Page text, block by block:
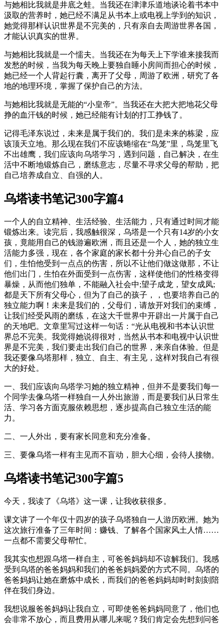
与她相比我就是井底之蛙。当我还在津津乐道地谈论着书本中
汲取的营养时，她已经不满足从书本上或电视上学到的知识，
她觉得那样认识世界是不完美的，只有亲自去周游世界各国，
才能认识真实的世界。
与她相比我就是一个懦夫。当我还在为每天上下学谁来接我而
发愁的时候，当我为每天晚上要独自睡小房间而担心的时候，
她已经一个人背起行囊，离开了父母，周游了欧洲，研究了各
地的地理环境，掌握了保护自己的方法。
与她相比我就是无能的“小皇帝”。当我还在大把大把地花父母
挣的血汗钱的时候，她已经能有计划的打工挣钱了。
记得毛泽东说过，未来是属于我们的。我们是未来的栋梁，应
该顶天立地。那么现在我们不应该蜷缩在“鸟笼”里，鸟笼里飞
不出雄鹰，我们应该向乌塔学习，遇到问题，自己解决，在生
活中不断地锻炼自己，磨练意志，尽量不寻求父母的帮助，把
自己培养成自立、自强的人。
乌塔读书笔记300字篇4
一个人的自立精神、生活经验、生活能力，只有通过时间才能
锻炼出来。读完后，我感触很深，乌塔是一个只有14岁的小女
孩，竟能用自己的钱游遍欧洲，而且还是一个人，她的独立生
活能力多强，现在，各个家庭的家长都十分并心自己的子女
们，生怕他受到一点点的伤害，所以不让他们做这做那，不让
他们出门，生怕在外面受到一点伤害，这样使他们的性格变得
暴燥，从而他们独单，不能融入社会中;望子成龙，望女成凤;
都是天下所有父母心，但为了自己的孩子，，也要培养自己的
独立能力啊！未来是我们的，父母们，请放开对我们的束缚，
让我们经受风雨的磨练，在这大千世界中开辟出一片属于自己
的天地吧。文章里写过这样一句话：“光从电视和书本认识世
界总不完美。我觉得她说得很对，当然从书本和电视中认识世
界是不完美，我们要走出我们自己的世界，来亲自体验。但是
我还要像乌塔那样，独立、自主、有主见，这样对我自己有很
大的好处。
一、我们应该向乌塔学习她的独立精神，但并不是要我们每一
个同学去像乌塔一样独自一人外出旅游，而是要我们从日常生
活、学习各方面克服依赖思想，逐步提高自己独立生活的能
力。
二、一人外出，要有家长同意和充分准备。
三、要像乌塔一样有主见而不盲动，胆大心细，会待人接物。
乌塔读书笔记300字篇5
今天，我读了《乌塔》这一课，让我收获很多。
课文讲了一个年仅十四岁的孩子乌塔独自一人游历欧洲。她为
这次旅行准备了三年时间：赚钱、了解各个国家风土人情……
一点都不需要父母帮忙。
我其实也想跟乌塔一样自主，可爸爸妈妈却不谅解我们。我感
受到乌塔的爸爸妈妈和我们的爸爸妈妈爱的方式不同。乌塔的
爸爸妈妈让她在磨炼中成长，而我们的爸爸妈妈却时时刻刻陪
伴在我们身边。
我想说服爸爸妈妈让我自立，可即使爸爸妈妈同意了，他们也
会非常不放心，而且费用从哪儿来呢？我们肯定会先想到问爸